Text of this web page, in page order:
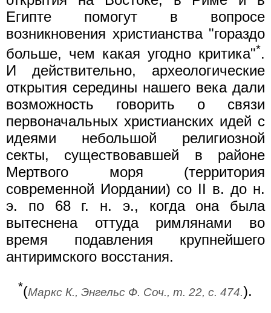
Египте помогут в вопросе
возникновения христианства "гораздо
больше, чем какая угодно критика"*.
И действительно, археологические
открытия середины нашего века дали
возможность говорить о связи
первоначальных христианских идей с
идеями небольшой религиозной
секты, существовавшей в районе
Мертвого моря (территория
современной Иордании) со II в. до н.
э. по 68 г. н. э., когда она была
вытеснена оттуда римлянами во
время подавления крупнейшего
антиримского восстания.
*(Маркс К., Энгельс Ф. Соч., т. 22, с. 474.).